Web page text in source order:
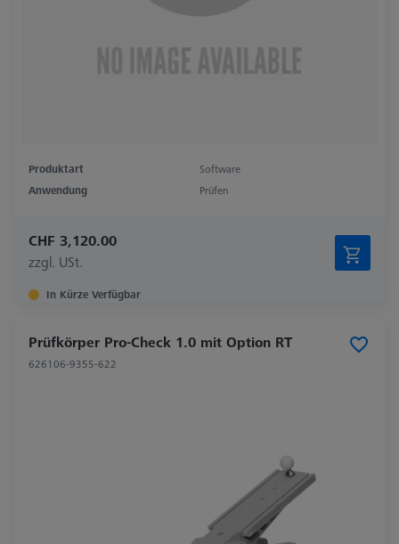
Produktart
Software
Anwendung
Prüfen
CHF 3,120.00
zzgl. USt.
In Kürze Verfügbar
Prüfkörper Pro-Check 1.0 mit Option RT
626106-9355-622